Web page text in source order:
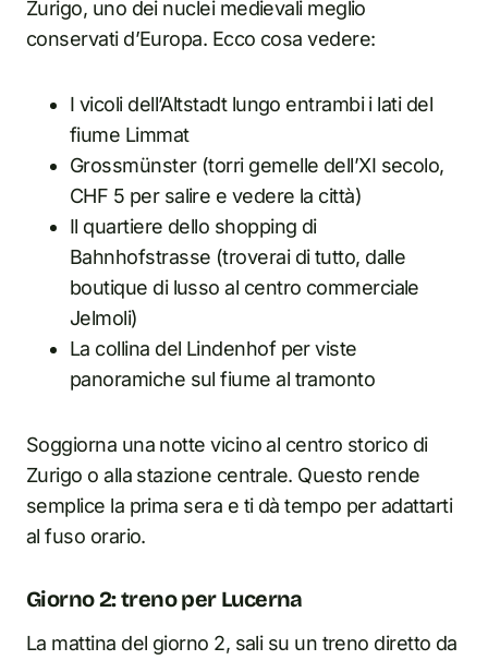
Zurigo, uno dei nuclei medievali meglio
conservati d’Europa. Ecco cosa vedere:
I vicoli dell’Altstadt lungo entrambi i lati del
fiume Limmat
Grossmünster (torri gemelle dell’XI secolo,
CHF 5 per salire e vedere la città)
Il quartiere dello shopping di
Bahnhofstrasse (troverai di tutto, dalle
boutique di lusso al centro commerciale
Jelmoli)
La collina del Lindenhof per viste
panoramiche sul fiume al tramonto
Soggiorna una notte vicino al centro storico di
Zurigo o alla stazione centrale. Questo rende
semplice la prima sera e ti dà tempo per adattarti
al fuso orario.
Giorno 2: treno per Lucerna
La mattina del giorno 2, sali su un treno diretto da